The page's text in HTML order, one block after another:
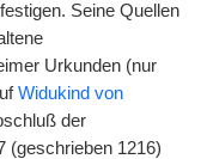
Seine Quellen
Urkunden (nur
Widukind von
der
(geschrieben 1216)